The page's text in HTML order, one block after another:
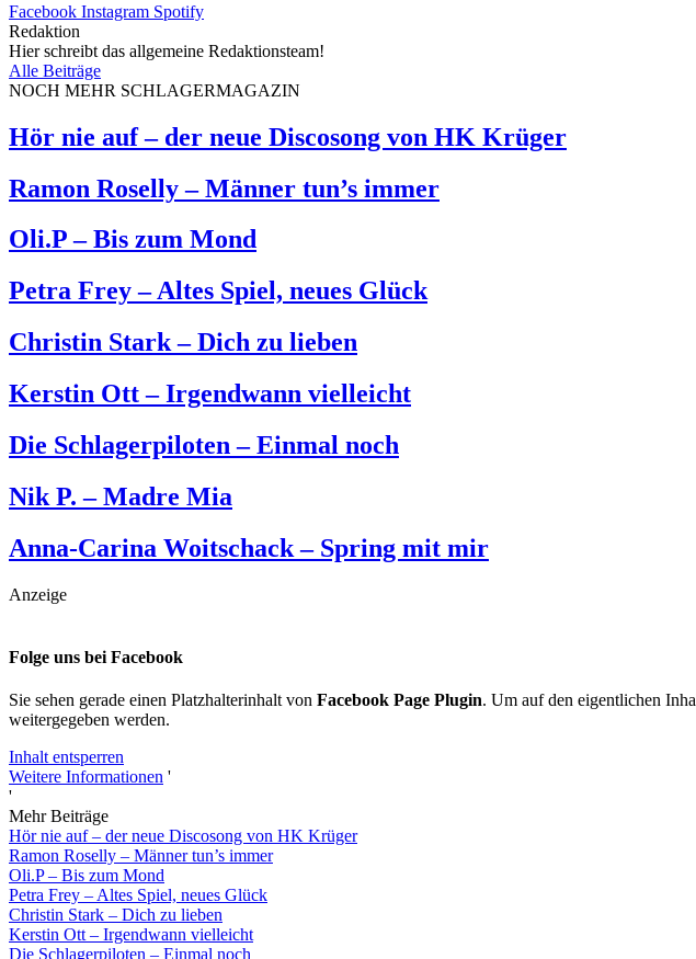
Facebook Instagram Spotify
Redaktion
Hier schreibt das allgemeine Redaktionsteam!
Alle Beiträge
NOCH MEHR SCHLAGERMAGAZIN
Hör nie auf – der neue Discosong von HK Krüger
Ramon Roselly – Männer tun’s immer
Oli.P – Bis zum Mond
Petra Frey – Altes Spiel, neues Glück
Christin Stark – Dich zu lieben
Kerstin Ott – Irgendwann vielleicht
Die Schlagerpiloten – Einmal noch
Nik P. – Madre Mia
Anna-Carina Woitschack – Spring mit mir
Anzeige
Folge uns bei Facebook
Sie sehen gerade einen Platzhalterinhalt von Facebook Page Plugin. Um auf den eigentlichen
weitergegeben werden.
Inhalt entsperren
Weitere Informationen '
'
Mehr Beiträge
Hör nie auf – der neue Discosong von HK Krüger
Ramon Roselly – Männer tun’s immer
Oli.P – Bis zum Mond
Petra Frey – Altes Spiel, neues Glück
Christin Stark – Dich zu lieben
Kerstin Ott – Irgendwann vielleicht
Die Schlagerpiloten – Einmal noch